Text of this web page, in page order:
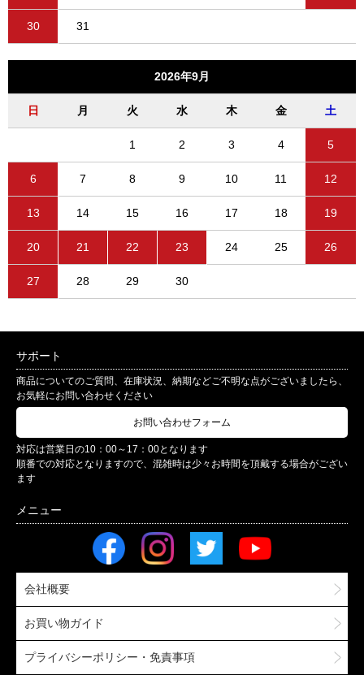
30 31
2026年9月
日 月 火 水 木 金 土
1 2 3 4 5
6 7 8 9 10 11 12
13 14 15 16 17 18 19
20 21 22 23 24 25 26
27 28 29 30
サポート
商品についてのご質問、在庫状況、納期などご不明な点がございましたら、
お気軽にお問い合わせください
お問い合わせフォーム
対応は営業日の10：00～17：00となります
順番での対応となりますので、混雑時は少々お時間を頂戴する場合がござい
ます
会社概要
お買い物ガイド
プライバシーポリシー・免責事項